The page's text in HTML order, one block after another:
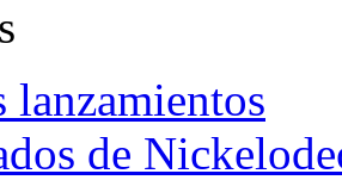
lanzamientos
de